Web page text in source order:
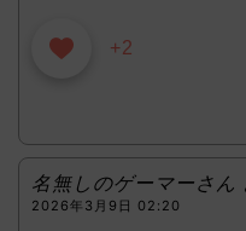
+2
名無しのゲーマーさん
2026年3月9日 02:20